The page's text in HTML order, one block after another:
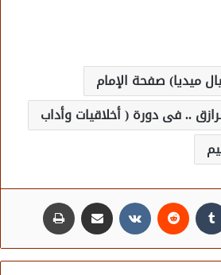
ميديا) صفحة الإمام
.. فى دورة ( أخلاقيات وأداب
مشاركة عبر البريد